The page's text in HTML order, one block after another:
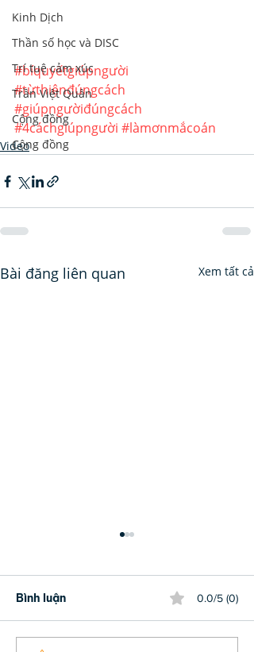
Kinh Dịch
Thần số học và DISC
Trí tuệ cảm xúc
Trần Việt Quân
Cộng đồng
Cộng đồng
#bíquyếtgiúpngười
#từthiệnđúngcách
#giúpngườiđúngcách
#4cáchgiúpngười #làmơnmắcoán
Video
Bài đăng liên quan Xem tất cả
Bình luận 0.0/5 (0)